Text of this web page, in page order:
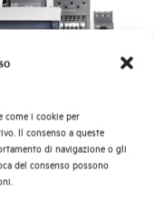
come i cookie per
Il consenso a queste
di navigazione o gli
del consenso possono
0,434A
1; EN60669-2-2
di più?